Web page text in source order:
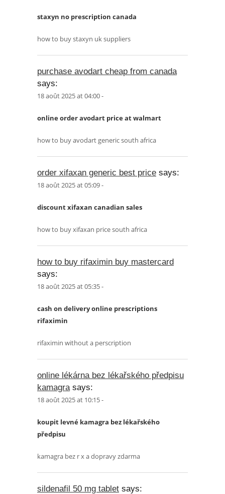
staxyn no prescription canada
how to buy staxyn uk suppliers
purchase avodart cheap from canada
says:
18 août 2025 at 04:00 -
online order avodart price at walmart
how to buy avodart generic south africa
order xifaxan generic best price says:
18 août 2025 at 05:09 -
discount xifaxan canadian sales
how to buy xifaxan price south africa
how to buy rifaximin buy mastercard
says:
18 août 2025 at 05:35 -
cash on delivery online prescriptions
rifaximin
rifaximin without a perscription
online lékárna bez lékařského předpisu
kamagrasays:
18 août 2025 at 10:15 -
koupit levné kamagra bez lékařského
předpisu
kamagra bez r x a dopravy zdarma
sildenafil 50 mg tablet says: